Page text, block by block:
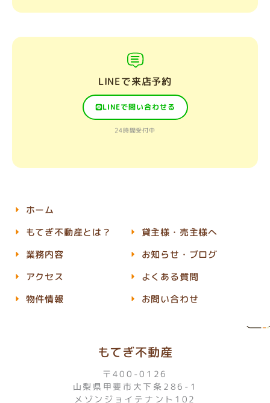
LINEで来店予約
LINEで問い合わせる
24時間受付中
もてぎ不動産
〒400-0126
山梨県甲斐市大下条286-1
メゾンジョイテナント102
ホーム
もてぎ不動産とは？
業務内容
アクセス
物件情報
貸主様・売主様へ
お知らせ・ブログ
よくある質問
お問い合わせ